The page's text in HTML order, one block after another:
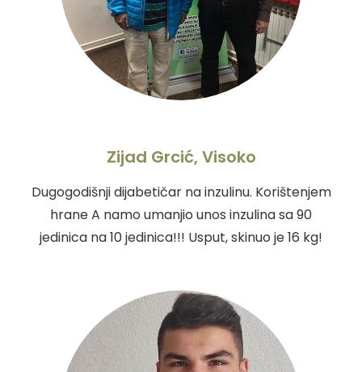
Zijad Grcić, Visoko
Dugogodišnji dijabetičar na inzulinu. Korištenjem
hrane A namo umanjio unos inzulina sa 90
jedinica na 10 jedinica!!! Usput, skinuo je 16 kg!